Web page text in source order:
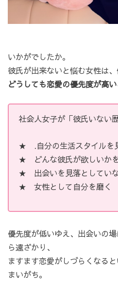
いかがでしたか。
彼氏が出来ないと悩む女性は
どうしても恋愛の優先度が高
社会人女子が「彼氏いない
★ .自分の生活スタイルを
★ どんな彼氏が欲しいか
★ 出会いを見落としてい
★ 女性として自分を磨く
優先度が低いゆえ、出会いの
ら遠ざかり、
ますます恋愛がしづらくなる
まいがち。